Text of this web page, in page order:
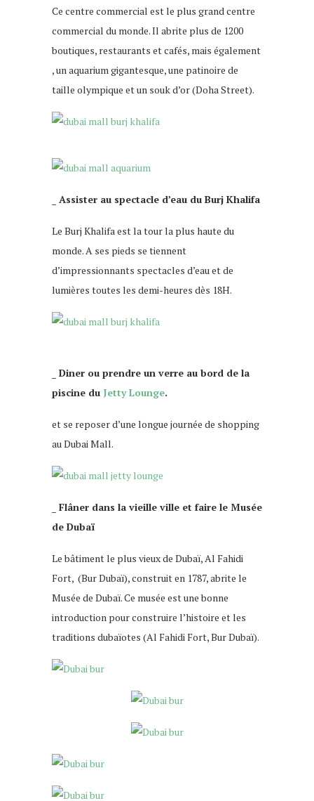
Ce centre commercial est le plus grand centre
commercial du monde. Il abrite plus de 1200
boutiques, restaurants et cafés, mais également
, un aquarium gigantesque, une patinoire de
taille olympique et un souk d’or (Doha Street).
_ Assister au spectacle d’eau du Burj Khalifa
Le Burj Khalifa est la tour la plus haute du
monde. A ses pieds se tiennent
d’impressionnants spectacles d’eau et de
lumières toutes les demi-heures dès 18H.
_ Diner ou prendre un verre au bord de la
piscine du Jetty Lounge.
et se reposer d’une longue journée de shopping
au Dubai Mall.
_ Flâner dans la vieille ville et faire le Musée
de Dubaï
Le bâtiment le plus vieux de Dubaï, Al Fahidi
Fort, (Bur Dubaï), construit en 1787, abrite le
Musée de Dubaï. Ce musée est une bonne
introduction pour construire l’histoire et les
traditions dubaïotes (Al Fahidi Fort, Bur Dubaï).